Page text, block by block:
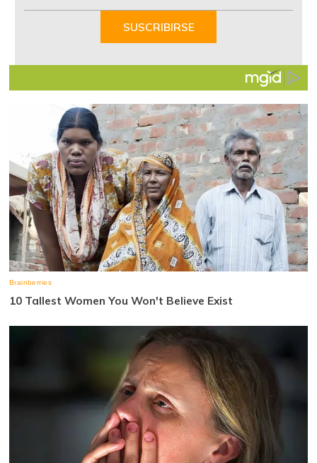
SUSCRIBIRSE